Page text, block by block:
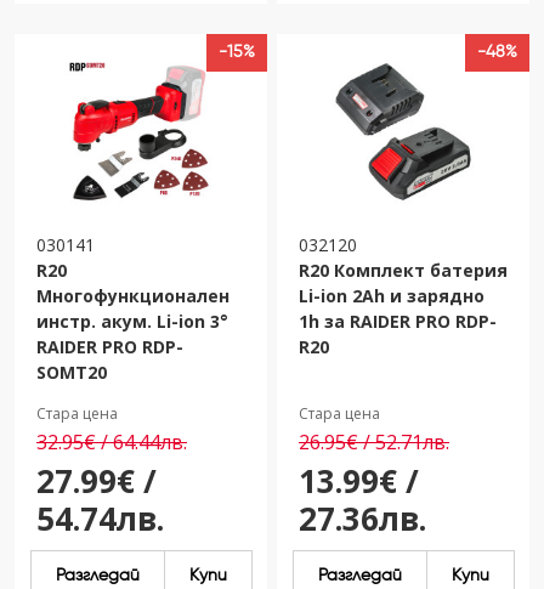
-15%
030141
R20
Многофункционален
инстр. акум. Li-ion 3°
RAIDER PRO RDP-
SOMT20
Стара цена
32.95€ / 64.44лв.
27.99€ /
54.74лв.
Разгледай Купи
-48%
032120
R20 Комплект батерия
Li-ion 2Ah и зарядно
1h за RAIDER PRO RDP-
R20
Стара цена
26.95€ / 52.71лв.
13.99€ /
27.36лв.
Разгледай Купи